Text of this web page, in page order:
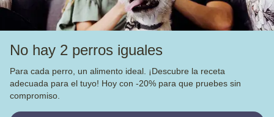
No hay 2 perros iguales
Para cada perro, un alimento ideal. ¡Descubre la receta
adecuada para el tuyo! Hoy con -20% para que pruebes sin
compromiso.